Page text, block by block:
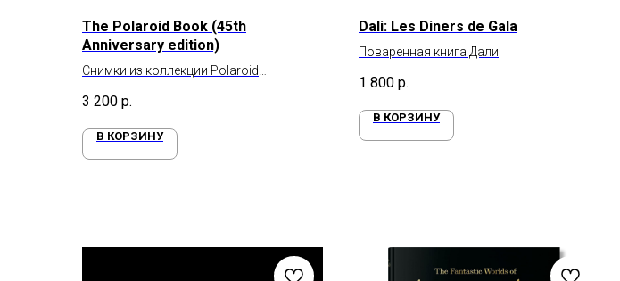
The Polaroid Book (45th
Anniversary edition)
Снимки из коллекции Polaroid
3 200 р.
В КОРЗИНУ
Dali: Les Diners de Gala
Поваренная книга Дали
1 800 р.
В КОРЗИНУ